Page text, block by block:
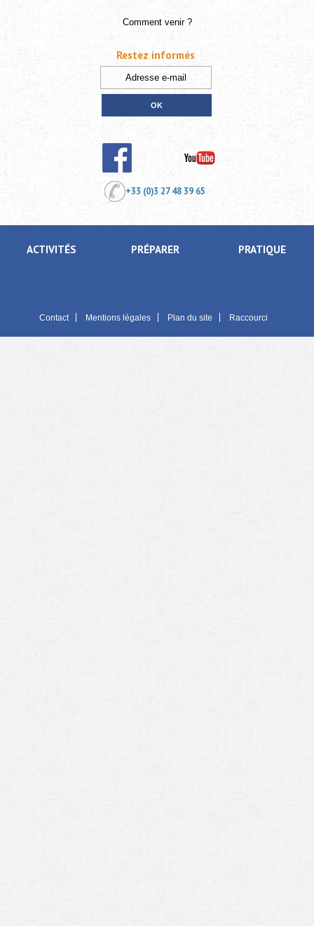
Comment venir ?
+33 (0)3 27 48 39 65
ACTIVITÉS PRÉPARER PRATIQUE
Contact Mentions légales Plan du site Raccourci
Restez informés